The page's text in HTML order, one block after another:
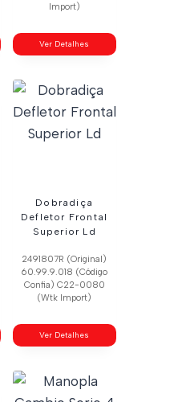
Import)
Ver Detalhes
Dobradiça
Defletor Frontal
Superior Ld
2491807R (Original)
60.99.9.018 (Código
Confia) C22-0080
(Wtk Import)
Ver Detalhes